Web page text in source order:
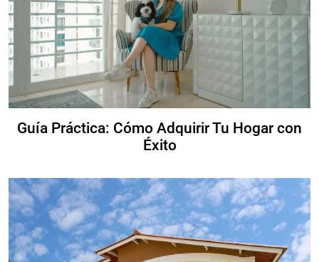
Guía Práctica: Cómo Adquirir Tu Hogar con
Éxito